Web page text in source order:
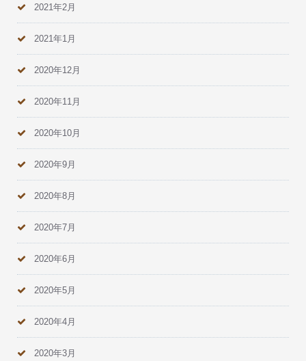
2021年2月
2021年1月
2020年12月
2020年11月
2020年10月
2020年9月
2020年8月
2020年7月
2020年6月
2020年5月
2020年4月
2020年3月